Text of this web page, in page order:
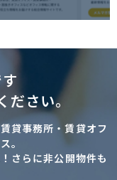
ださい。
貸事務所・賃貸オフ
。
さらに非公開物件も